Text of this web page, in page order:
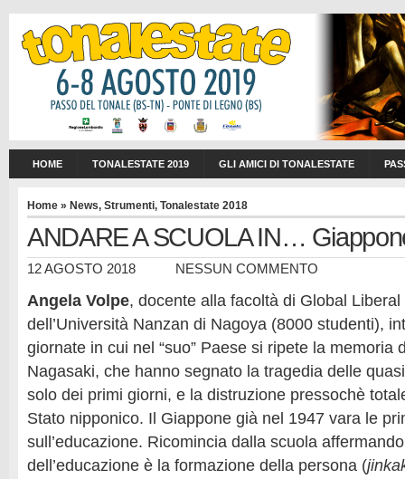
HOME TONALESTATE 2019 GLI AMICI DI TONALESTATE
Home » News, Strumenti, Tonalestate 2018
ANDARE A SCUOLA IN…
12 AGOSTO 2018 NESSUN COMMENTO
Angela Volpe, docente alla facoltà di Global Liberal
dell’Università Nanzan di Nagoya (8000 studenti),
giornate in cui nel “suo” Paese si ripete la memoria
Nagasaki, che hanno segnato la tragedia delle
solo dei primi giorni, e la distruzione pressochè
Stato nipponico. Il Giappone già nel 1947 vara le
sull’educazione. Ricomincia dalla scuola
dell’educazione è la formazione della persona (